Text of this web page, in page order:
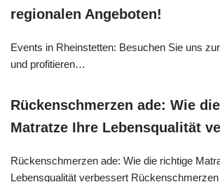
regionalen Angeboten!
Events in Rheinstetten: Besuchen Sie uns
und profitieren…
Rückenschmerzen ade: Wie
Matratze Ihre Lebensqualität
Rückenschmerzen ade: Wie die richtige
Lebensqualität verbessert